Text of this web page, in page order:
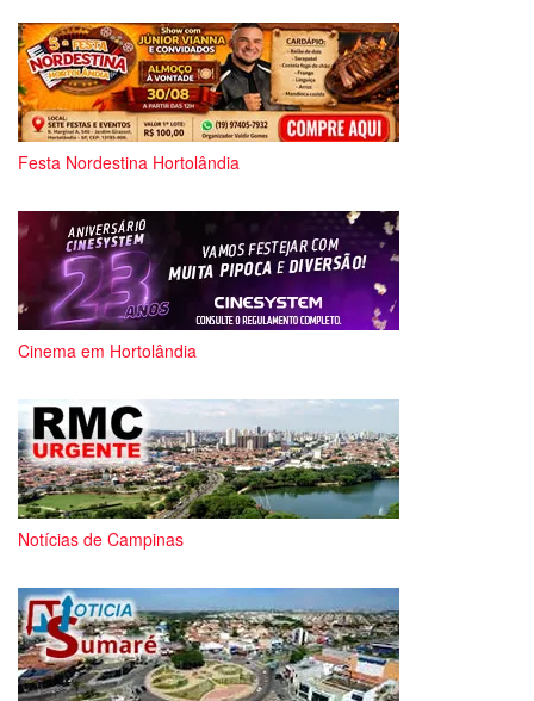
Festa Nordestina Hortolândia
Cinema em Hortolândia
Notícias de Campinas